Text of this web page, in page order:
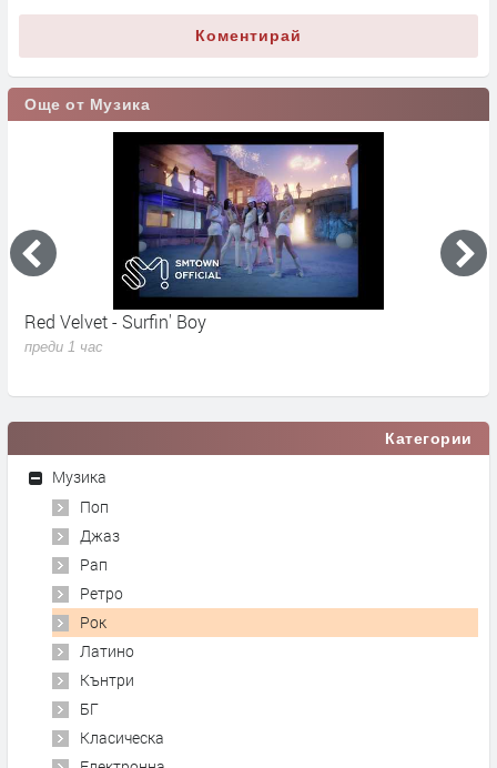
Коментирай
Още от Музика
Red Velvet - Surfin' Boy
преди 1 час
Категории
Музика
Поп
Джаз
Рап
Ретро
Рок
Латино
Кънтри
БГ
Класическа